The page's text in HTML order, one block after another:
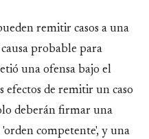
remitir casos a una
probable para
una ofensa bajo el
efectos de remitir un caso
deberán firmar una
competente', y una